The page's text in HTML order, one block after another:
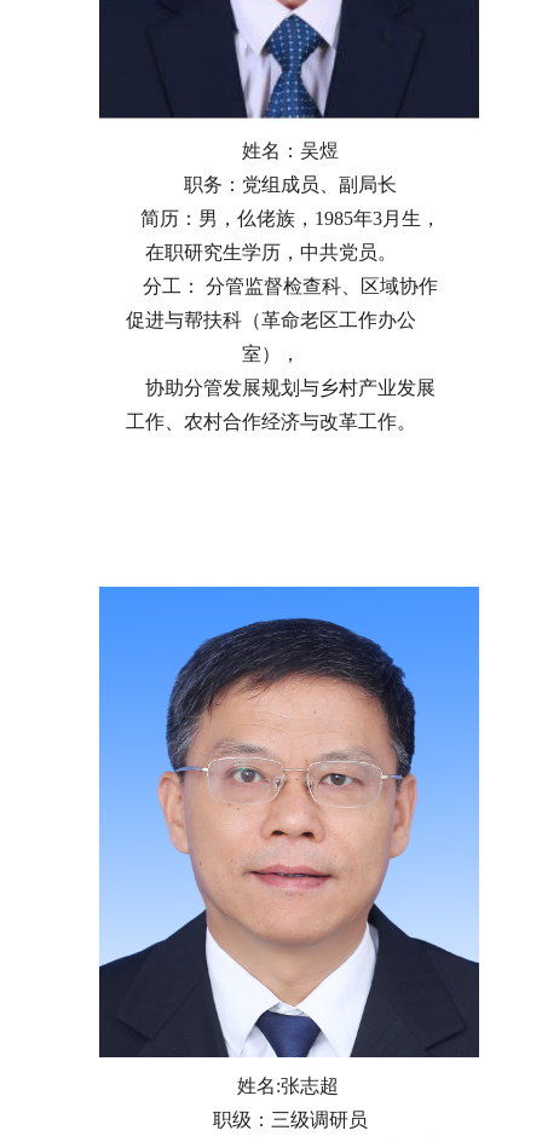
姓名：吴煜
职务：党组成员、副局长
简历：男，仫佬族，1985年3月生，
在职研究生学历，中共党员。
分工： 分管监督检查科、区域协作
促进与帮扶科（革命老区工作办公
室），
协助分管发展规划与乡村产业发展
工作、农村合作经济与改革工作。
姓名:张志超
职级：三级调研员